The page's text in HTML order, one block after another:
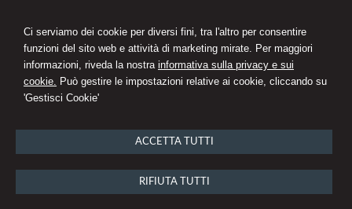
Ci serviamo dei cookie per diversi fini, tra l'altro per consentire
funzioni del sito web e attività di marketing mirate. Per maggiori
informazioni, riveda la nostra informativa sulla privacy e sui
cookie. Può gestire le impostazioni relative ai cookie, cliccando su
'Gestisci Cookie'
ACCETTA TUTTI
RIFIUTA TUTTI